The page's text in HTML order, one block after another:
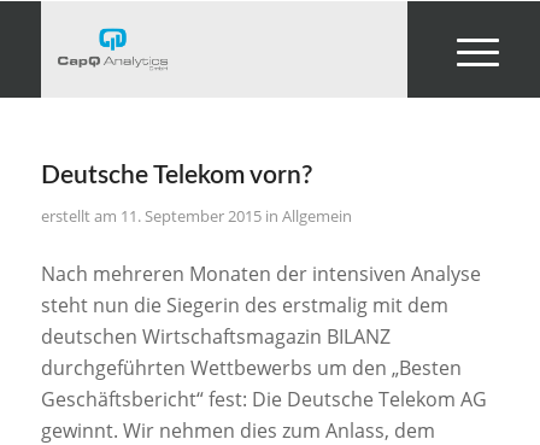
Deutsche Telekom vorn?
11. September 2015 in Allgemein
Nach mehreren Monaten der intensiven Analyse
steht nun die Siegerin des erstmalig mit dem
deutschen Wirtschaftsmagazin BILANZ
durchgeführten Wettbewerbs um den „Besten
Geschäftsbericht“ fest: Die Deutsche Telekom AG
gewinnt. Wir nehmen dies zum Anlass, dem